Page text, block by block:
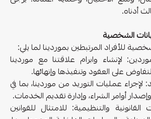
أدناه.
للأفراد المرتبطين بموردينا لما يلي:
لإنشاء وابرام علاقتنا مع موردينا
على العقود وتنفيذها وإنهائها.
لإجراء عمليات التوريد من موردينا، بما في
أوامر الشراء، وإدارة تقديم الخدمات.
القانونية والتنظيمية: للامتثال للقوانين